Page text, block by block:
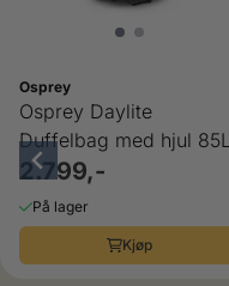
Osprey
Osprey Daylite
Duffelbag med hjul 85L
2.799,-
På lager
Kjøp